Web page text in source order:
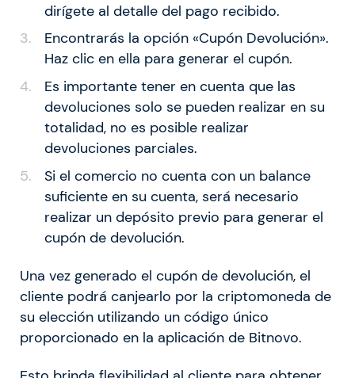
dirígete al detalle del pago recibido.
Encontrarás la opción «Cupón Devolución».
Haz clic en ella para generar el cupón.
Es importante tener en cuenta que las
devoluciones solo se pueden realizar en su
totalidad, no es posible realizar
devoluciones parciales.
Si el comercio no cuenta con un balance
suficiente en su cuenta, será necesario
realizar un depósito previo para generar el
cupón de devolución.
Una vez generado el cupón de devolución, el
cliente podrá canjearlo por la criptomoneda de
su elección utilizando un código único
proporcionado en la aplicación de Bitnovo.